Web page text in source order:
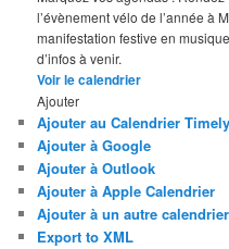
l’évènement vélo de l’année à
manifestation festive en
d’infos à venir.
Voir le calendrier
Ajouter
Ajouter au Calendrier Timely
Ajouter à Google
Ajouter à Outlook
Ajouter à Apple Calendrier
Ajouter à un autre calendrier
Export to XML